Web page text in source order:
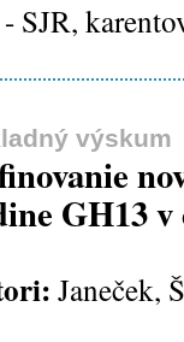
- SJR,
výskum
GH13
Janeček,